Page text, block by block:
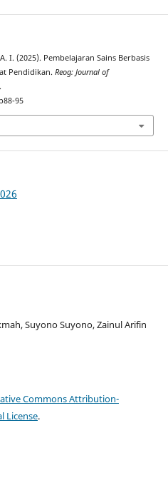
I. (2025). Pembelajaran Sains Berbasis
Pendidikan. Reog: Journal of
95
Suyono Suyono, Zainul Arifin
Commons Attribution-
License.